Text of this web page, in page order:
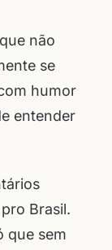
não
se
humor
entender
Brasil.
que sem